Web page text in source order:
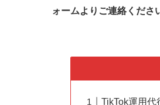
ォームよりご連絡くださ
TikTok運用